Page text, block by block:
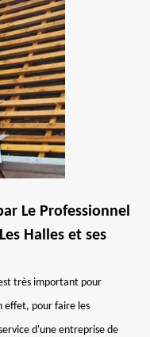
Le Professionnel
Halles et ses
très important pour
effet, pour faire les
d'une entreprise de